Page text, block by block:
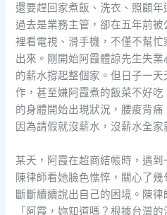
還要趕回家煮飯、洗衣、照顧年
過去是業務主管，卻在五年前
裡看電視、滑手機，不僅不幫
出來。剛開始阿霞體諒先生失
的薪水撐起整個家。但日子一
作，甚至嫌阿霞煮的飯菜不好
的身體開始出現狀況，腰痠背痛
因為請假就沒薪水，沒薪水全家
某天，阿霞在超商結帳時，遇到
陳律師看她臉色憔悴，關心了幾
斷斷續續說出自己的困境。陳律
「阿霞，妳知道嗎？根據台灣